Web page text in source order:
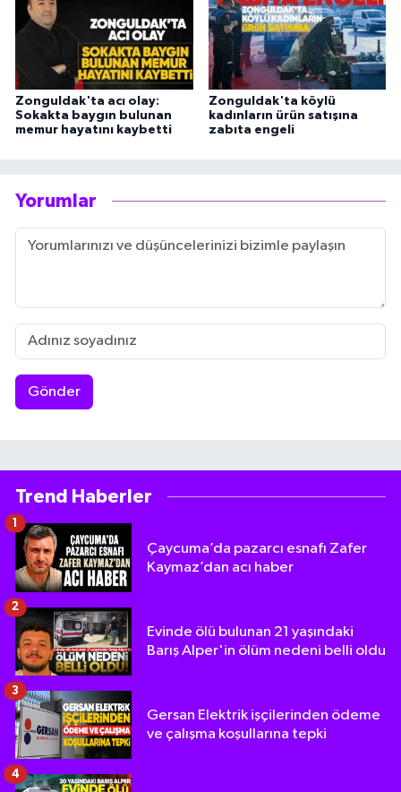
Zonguldak'ta acı olay:
Sokakta baygın bulunan
memur hayatını kaybetti
Zonguldak'ta köylü
kadınların ürün satışına
zabıta engeli
Yorumlar
Gönder
Trend Haberler
Çaycuma’da pazarcı esnafı Zafer
Kaymaz’dan acı haber
1
Evinde ölü bulunan 21 yaşındaki
Barış Alper'in ölüm nedeni belli oldu
2
Gersan Elektrik işçilerinden ödeme
ve çalışma koşullarına tepki
3
4